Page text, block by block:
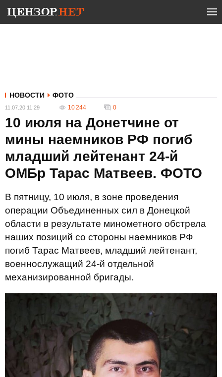
НОВОСТИ ФОТО
11.07.20 11:29 10 244 0
10 июля на Донетчине от
мины наемников РФ погиб
младший лейтенант 24-й
ОМБр Тарас Матвеев. ФОТО
В пятницу, 10 июля, в зоне проведения
операции Объединенных сил в Донецкой
области в результате минометного обстрела
наших позиций со стороны наемников РФ
погиб Тарас Матвеев, младший лейтенант,
военнослужащий 24-й отдельной
механизированной бригады.